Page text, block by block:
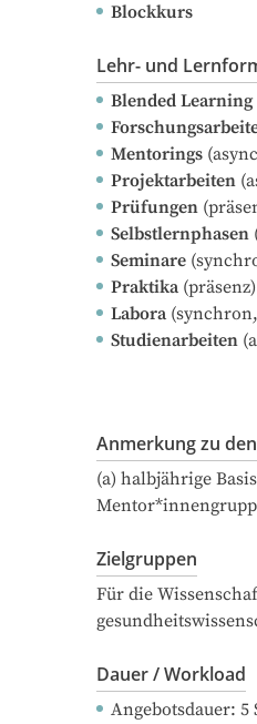
Blockkurs
Lehr- und
Blended Learning
Mentorings
Projektarbeiten
Prüfungen
Selbstlernphasen
Seminare
Praktika (präsenz)
Labora
Studienarbeiten
Anmerkung zu
(a) halbjährige
Zielgruppen
Für die
Dauer / Workload
Angebotsdauer: 5